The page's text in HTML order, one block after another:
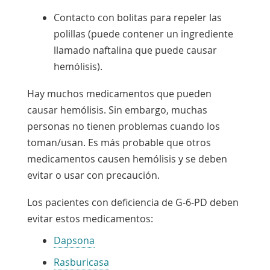
Contacto con bolitas para repeler las
polillas (puede contener un ingrediente
llamado naftalina que puede causar
hemólisis).
Hay muchos medicamentos que pueden
causar hemólisis. Sin embargo, muchas
personas no tienen problemas cuando los
toman/usan. Es más probable que otros
medicamentos causen hemólisis y se deben
evitar o usar con precaución.
Los pacientes con deficiencia de G-6-PD deben
evitar estos medicamentos:
Dapsona
Rasburicasa